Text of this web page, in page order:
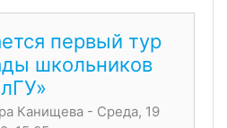
первый тур
школьников
Канищева - Среда, 19